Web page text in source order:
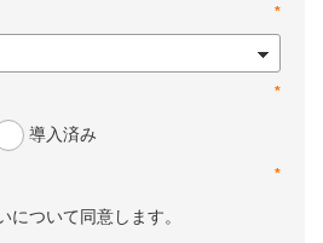
*
*
導入済み
*
について同意します。